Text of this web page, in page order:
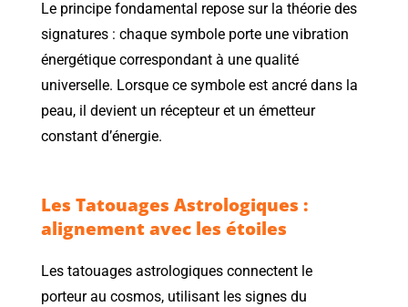
Le principe fondamental repose sur la théorie des
signatures : chaque symbole porte une vibration
énergétique correspondant à une qualité
universelle. Lorsque ce symbole est ancré dans la
peau, il devient un récepteur et un émetteur
constant d’énergie.
Les Tatouages Astrologiques :
alignement avec les étoiles
Les tatouages astrologiques connectent le
porteur au cosmos, utilisant les signes du